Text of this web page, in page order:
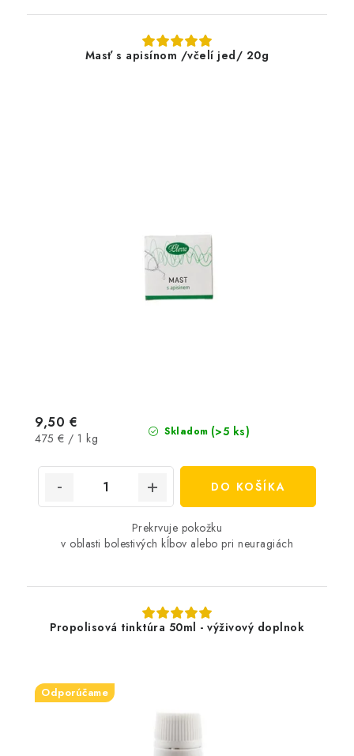
Masť s apisínom /včelí jed/ 20g
Skladom (>5 ks)
9,50 €
Jednotková
475 € / 1 kg
DO KOŠÍKA
Prekrvuje pokožku
v oblasti bolestivých kĺbov alebo pri neuragiách
Propolisová tinktúra 50ml - výživový doplnok
Odporúčame